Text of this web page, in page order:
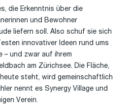
die Erkenntnis über die
und Bewohner
liefern soll. Also schuf sie sich
innovativer Ideen rund ums
– und zwar auf ihrem
am Zürichsee. Die Fläche,
steht, wird gemeinschaftlich
nennt es Synergy Village und
Verein.